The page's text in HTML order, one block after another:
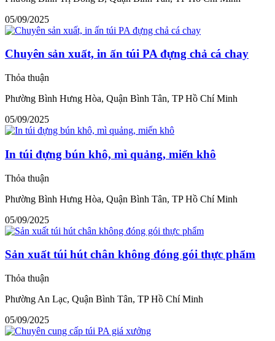
05/09/2025
Chuyên sản xuất, in ấn túi PA đựng chả cá chay
Thỏa thuận
Phường Bình Hưng Hòa, Quận Bình Tân, TP Hồ Chí Minh
05/09/2025
In túi đựng bún khô, mì quảng, miến khô
Thỏa thuận
Phường Bình Hưng Hòa, Quận Bình Tân, TP Hồ Chí Minh
05/09/2025
Sản xuất túi hút chân không đóng gói thực phẩm
Thỏa thuận
Phường An Lạc, Quận Bình Tân, TP Hồ Chí Minh
05/09/2025